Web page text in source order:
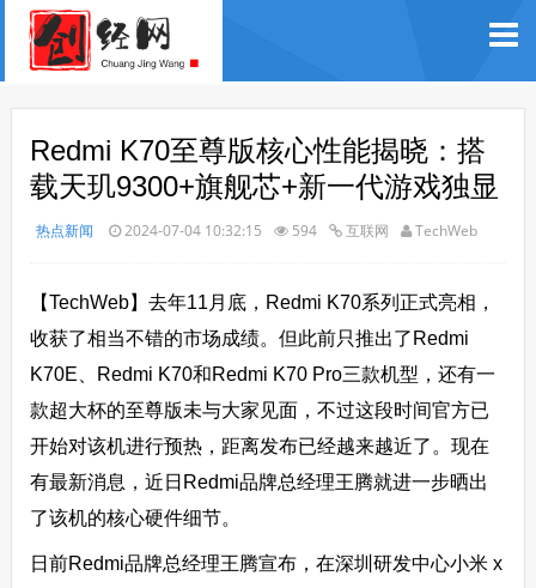
Redmi K70至尊版核心性能揭晓：搭
载天玑9300+旗舰芯+新一代游戏独显
热点新闻 2024-07-04 10:32:15 594 互联网 TechWeb
【TechWeb】去年11月底，Redmi K70系列正式亮相，
收获了相当不错的市场成绩。但此前只推出了Redmi
K70E、Redmi K70和Redmi K70 Pro三款机型，还有一
款超大杯的至尊版未与大家见面，不过这段时间官方已
开始对该机进行预热，距离发布已经越来越近了。现在
有最新消息，近日Redmi品牌总经理王腾就进一步晒出
了该机的核心硬件细节。
日前Redmi品牌总经理王腾宣布，在深圳研发中心小米 x